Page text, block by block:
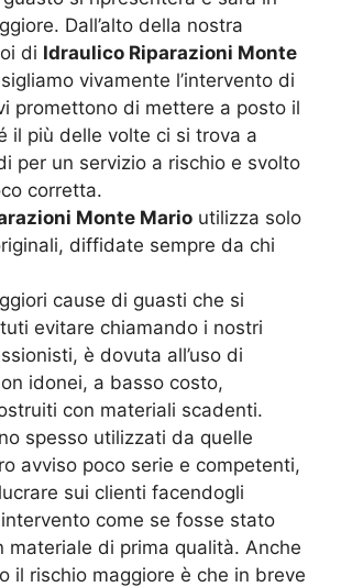
Dall’alto della nostra
di Idraulico Riparazioni Monte
vivamente l’intervento di
promettono di mettere a posto il
il più delle volte ci si trova a
per un servizio a rischio e svolto
corretta.
Monte Mario utilizza solo
diffidate sempre da chi
cause di guasti che si
evitare chiamando i nostri
è dovuta all’uso di
idonei, a basso costo,
con materiali scadenti.
spesso utilizzati da quelle
avviso poco serie e competenti,
sui clienti facendogli
come se fosse stato
materiale di prima qualità. Anche
il rischio maggiore è che in breve